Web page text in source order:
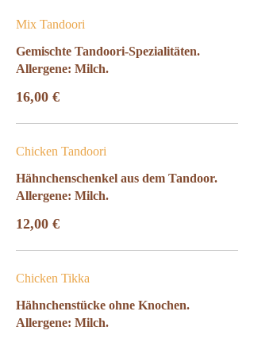
Mix Tandoori
Gemischte Tandoori-Spezialitäten.
Allergene: Milch.
16,00 €
Chicken Tandoori
Hähnchenschenkel aus dem Tandoor.
Allergene: Milch.
12,00 €
Chicken Tikka
Hähnchenstücke ohne Knochen.
Allergene: Milch.